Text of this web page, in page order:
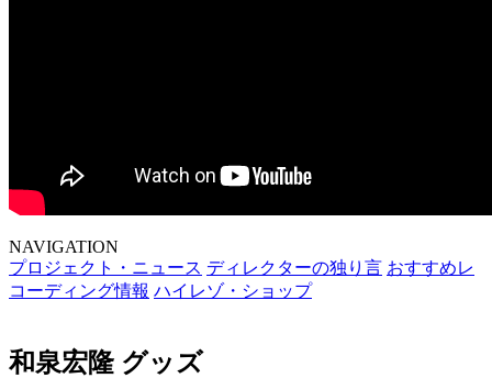
NAVIGATION
プロジェクト・ニュース ディレクターの独り言 おすすめレ
コーディング情報 ハイレゾ・ショップ
和泉宏隆 グッズ